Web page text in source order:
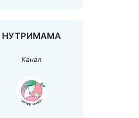
НУТРИМАМА
Канал